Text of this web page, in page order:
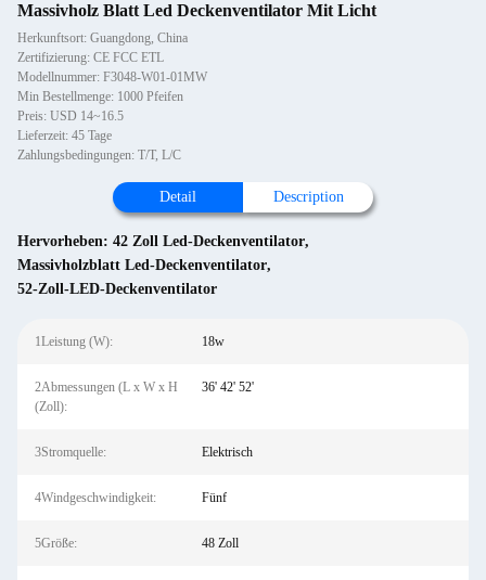
Massivholz Blatt Led Deckenventilator Mit Licht
Herkunftsort: Guangdong, China
Zertifizierung: CE FCC ETL
Modellnummer: F3048-W01-01MW
Min Bestellmenge: 1000 Pfeifen
Preis: USD 14~16.5
Lieferzeit: 45 Tage
Zahlungsbedingungen: T/T, L/C
Detail Description
Hervorheben: 42 Zoll Led-Deckenventilator,
Massivholzblatt Led-Deckenventilator,
52-Zoll-LED-Deckenventilator
1Leistung (W): 18w
2Abmessungen (L x W x H
(Zoll):
36' 42' 52'
3Stromquelle: Elektrisch
4Windgeschwindigkeit: Fünf
5Größe: 48 Zoll